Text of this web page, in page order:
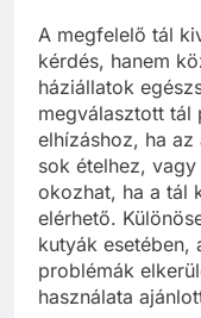
A megfelelő tál
kérdés, hanem
háziállatok
megválasztott tál
elhízáshoz, ha
sok ételhez,
okozhat, ha a tál
elérhető.
kutyák esetében,
problémák
használata